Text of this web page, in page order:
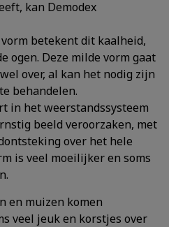
kan Demodex
betekent dit kaalheid,
ogen. Deze milde vorm gaat
over, al kan het nodig zijn
behandelen.
in het weerstandssysteem
beeld veroorzaken, met
over het hele
is veel moeilijker en soms
en muizen komen
veel jeuk en korstjes over